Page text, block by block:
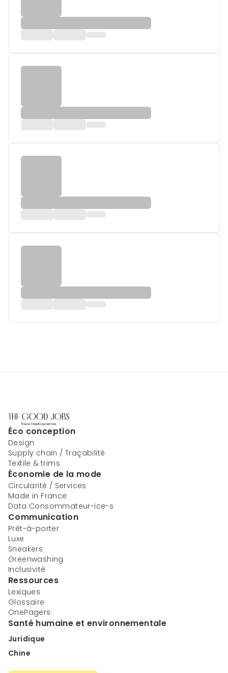
Éco conception
Design
Supply chain / Traçabilité
Textile & trims
Économie de la mode
Circularité / Services
Made in France
Data Consommateur-ice-s
Communication
Prêt-à-porter
Luxe
Sneakers
Greenwashing
Inclusivité
Ressources
Lexiques
Glossaire
OnePagers
Santé humaine et environnementale
Juridique
Chine